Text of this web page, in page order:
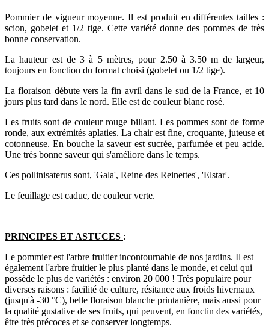
Pommier de vigueur moyenne. Il est produit en différentes tailles :
scion, gobelet et 1/2 tige. Cette variété donne des pommes de très
bonne conservation.
La hauteur est de 3 à 5 mètres, pour 2.50 à 3.50 m de largeur,
toujours en fonction du format choisi (gobelet ou 1/2 tige).
La floraison débute vers la fin avril dans le sud de la France, et 10
jours plus tard dans le nord. Elle est de couleur blanc rosé.
Les fruits sont de couleur rouge billant. Les pommes sont de forme
ronde, aux extrémités aplaties. La chair est fine, croquante, juteuse et
cotonneuse. En bouche la saveur est sucrée, parfumée et peu acide.
Une très bonne saveur qui s'améliore dans le temps.
Ces pollinisaterus sont, 'Gala', Reine des Reinettes', 'Elstar'.
Le feuillage est caduc, de couleur verte.
PRINCIPES ET ASTUCES :
Le pommier est l'arbre fruitier incontournable de nos jardins. Il est
également l'arbre fruitier le plus planté dans le monde, et celui qui
possède le plus de variétés : environ 20 000 ! Très populaire pour
diverses raisons : facilité de culture, résitance aux froids hivernaux
(jusqu'à -30 °C), belle floraison blanche printanière, mais aussi pour
la qualité gustative de ses fruits, qui peuvent, en fonctin des variétés,
être très précoces et se conserver longtemps.